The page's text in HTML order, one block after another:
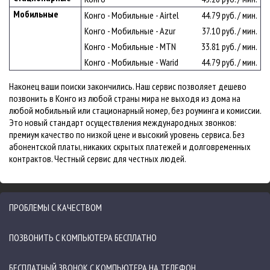
Мобильные
Конго - Мобильные - Airtel
44.79 руб. / мин.
Конго - Мобильные - Azur
37.10 руб. / мин.
Конго - Мобильные - MTN
33.81 руб. / мин.
Конго - Мобильные - Warid
44.79 руб. / мин.
Наконец ваши поиски закончились. Наш сервис позволяет дешево
позвонить в Конго из любой страны мира не выходя из дома на
любой мобильный или стационарный номер, без роуминга и комиссии.
Это новый стандарт осуществления международных звонков:
премиум качество по низкой цене и высокий уровень сервиса. Без
абонентской платы, никаких скрытых платежей и долговременных
контрактов. Честный сервис для честных людей.
ПРОБЛЕМЫ С КАЧЕСТВОМ
ПОЗВОНИТЬ С КОМПЬЮТЕРА БЕСПЛАТНО
БЕСПЛАТНЫЙ ЗВОНОК С КОМПЬЮТЕРА НА ТЕЛЕФОН